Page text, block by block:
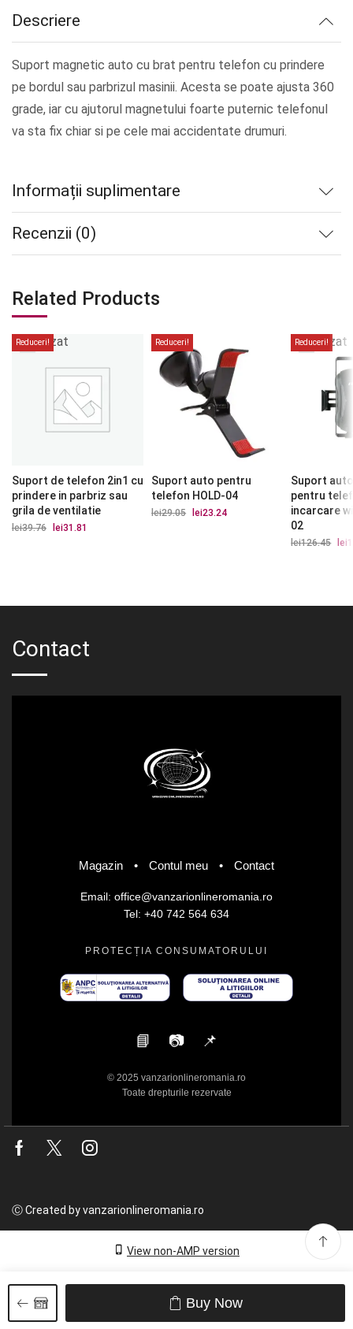
Descriere
Suport magnetic auto cu brat pentru telefon cu prindere
pe bordul sau parbrizul masinii. Acesta se poate ajusta 360
grade, iar cu ajutorul magnetului foarte puternic telefonul
va sta fix chiar si pe cele mai accidentate drumuri.
Informații suplimentare
Recenzii (0)
Related Products
Reduceri!
epuizat
Suport de telefon 2in1 cu
prindere in parbriz sau
grila de ventilatie
lei39.76
Prețul
lei31.81
Reduceri!
Suport auto pentru
telefon HOLD-04
lei29.05
Prețul
lei23.24
Reduceri!
epuizat
Suport
pentru
incarcare
02
lei126.45 lei
Contact
Magazin • Contul meu • Contact
Email: office@vanzarionlineromania.ro
Tel: +40 742 564 634
PROTECȚIA CONSUMATORULUI
📘 📷 📌
© 2025 vanzarionlineromania.ro
Toate drepturile rezervate
Facebook
Twitter
Ⓒ Created by vanzarionlineromania.ro
View non-AMP version
Buy Now